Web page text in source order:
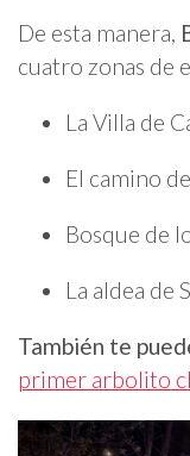
De esta manera,
cuatro zonas de
La Villa de
El camino
Bosque de
La aldea de
También te
primer arbolito